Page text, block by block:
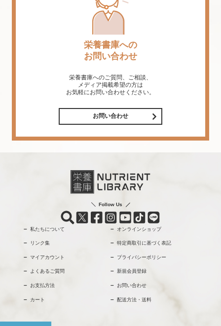
栄養書庫への
お問い合わせ
栄養書庫へのご質問、ご相談、
メディア掲載希望の方は
お気軽にお問い合わせください。
お問い合わせ
Follow Us
私たちについて オンラインショップ
リンク集 特定商取引に基づく表記
マイアカウント プライバシーポリシー
よくあるご質問 新規会員登録
お支払方法 お問い合わせ
カート 配送方法・送料